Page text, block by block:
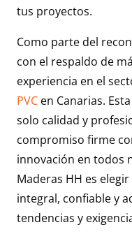
tus proyectos.
Como parte del
con el respaldo de
experiencia en el
PVC en Canarias.
solo calidad y
compromiso firme
innovación en todos
Maderas HH es
integral, confiable y
tendencias y